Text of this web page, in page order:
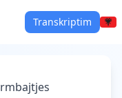
Transkriptim